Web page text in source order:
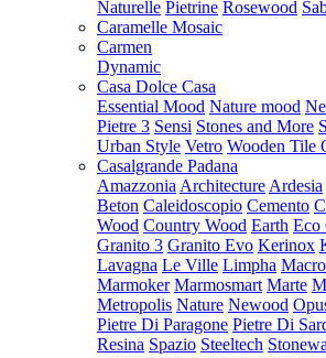
Naturelle Pietrine Rosewood
Caramelle Mosaic
Carmen
Dynamic
Casa Dolce Casa
Essential Mood Nature mood
Pietre 3 Sensi Stones and More
Urban Style Vetro Wooden Tile
Casalgrande Padana
Amazzonia Architecture Ardesia
Beton Caleidoscopio Cemento
Wood Country Wood Earth Eco
Granito 3 Granito Evo Kerinox
Lavagna Le Ville Limpha Macro
Marmoker Marmosmart Marte
Metropolis Nature Newood
Pietre Di Paragone Pietre Di
Resina Spazio Steeltech